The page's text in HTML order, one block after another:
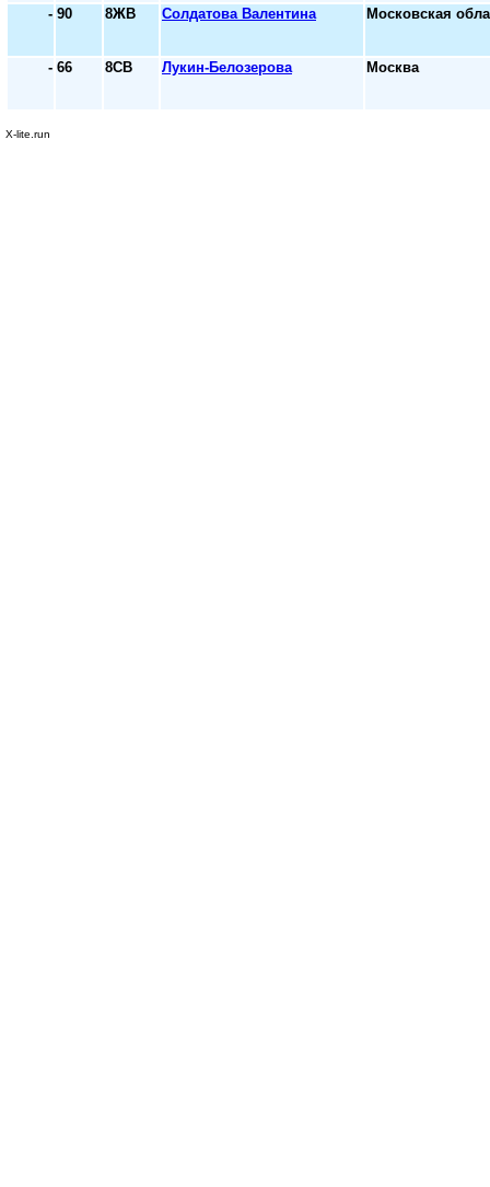
- 90 8ЖВ Солдатова Валентина Московская
- 66 8СВ Лукин-Белозерова Москва
X-lite.run